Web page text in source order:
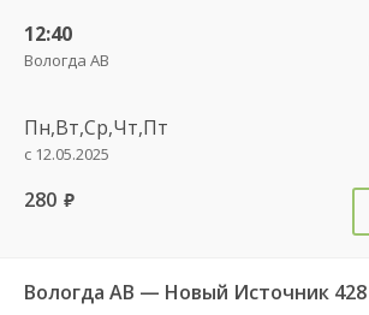
12:40
Вологда АВ
Пн,Вт,Ср,Чт,Пт
с 12.05.2025
280 руб.
Вологда АВ — Новый Источник 428